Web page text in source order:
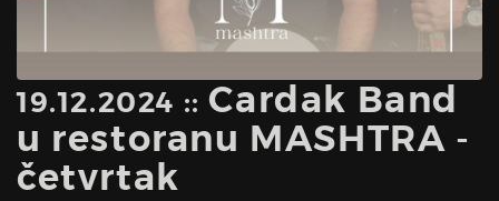
19.12.2024 ::Cardak Band
u restoranu MASHTRA -
četvrtak